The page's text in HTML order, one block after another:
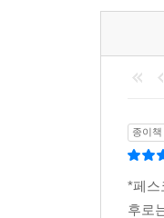
갑이 을의
가축은
많았다.
다. 또 이
가 대답했
--- p.414
칠면조
종이책
*페스
후로